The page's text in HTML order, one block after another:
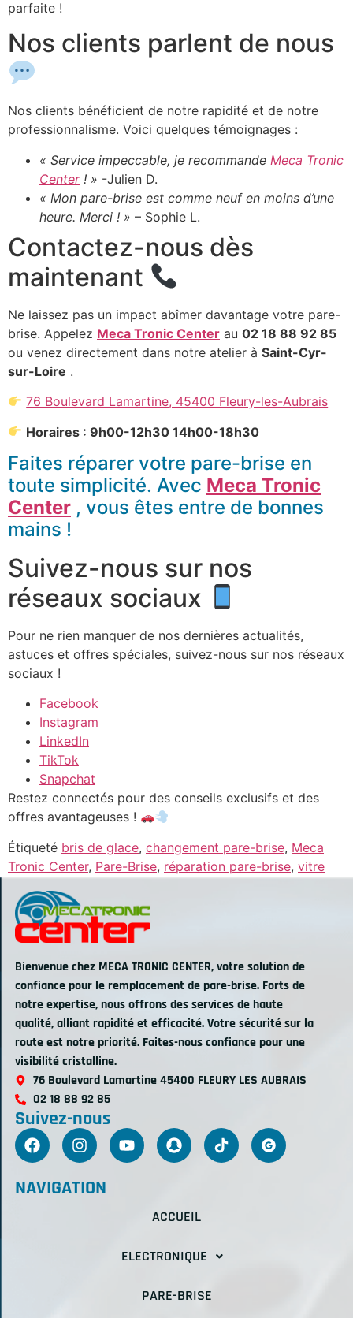
parfaite !
Nos clients parlent de nous
Nos clients bénéficient de notre rapidité et de notre
professionnalisme. Voici quelques témoignages :
« Service impeccable, je recommande Meca Tronic
Center! » -Julien D.
« Mon pare-brise est comme neuf en moins d’une
heure. Merci ! » – Sophie L.
Contactez-nous dès
maintenant
Ne laissez pas un impact abîmer davantage votre pare-
brise. Appelez Meca Tronic Center au 02 18 88 92 85
ou venez directement dans notre atelier à Saint-Cyr-
sur-Loire .
76 Boulevard Lamartine, 45400 Fleury-les-Aubrais
Horaires : 9h00-12h30 14h00-18h30
Faites réparer votre pare-brise en
toute simplicité. Avec Meca Tronic
Center , vous êtes entre de bonnes
mains !
Suivez-nous sur nos
réseaux sociaux
Pour ne rien manquer de nos dernières actualités,
astuces et offres spéciales, suivez-nous sur nos réseaux
sociaux !
Facebook
Instagram
LinkedIn
TikTok
Snapchat
Restez connectés pour des conseils exclusifs et des
offres avantageuses !
Étiqueté bris de glace, changement pare-brise, Meca
Tronic Center, Pare-Brise, réparation pare-brise, vitre
Bienvenue chez MECA TRONIC CENTER, votre solution de
confiance pour le remplacement de pare-brise. Forts de
notre expertise, nous offrons des services de haute
qualité, alliant rapidité et efficacité. Votre sécurité sur la
route est notre priorité. Faites-nous confiance pour une
visibilité cristalline.
76 Boulevard Lamartine 45400 FLEURY LES AUBRAIS
02 18 88 92 85
Suivez-nous
NAVIGATION
ACCUEIL
ELECTRONIQUE
PARE-BRISE